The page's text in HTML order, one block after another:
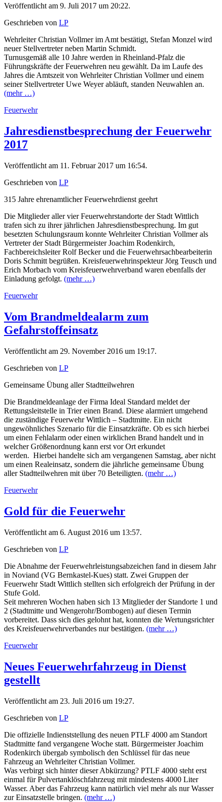
Veröffentlicht am 9. Juli 2017 um 20:22.
Geschrieben von LP
Wehrleiter Christian Vollmer im Amt bestätigt, Stefan Monzel wird
neuer Stellvertreter neben Martin Schmidt.
Turnusgemäß alle 10 Jahre werden in Rheinland-Pfalz die
Führungskräfte der Feuerwehren neu gewählt. Da im Laufe des
Jahres die Amtszeit von Wehrleiter Christian Vollmer und einem
seiner Stellvertreter Uwe Weyer abläuft, standen Neuwahlen an.
(mehr …)
Feuerwehr
Jahresdienstbesprechung der Feuerwehr
2017
Veröffentlicht am 11. Februar 2017 um 16:54.
Geschrieben von LP
315 Jahre ehrenamtlicher Feuerwehrdienst geehrt
Die Mitglieder aller vier Feuerwehrstandorte der Stadt Wittlich
trafen sich zu ihrer jährlichen Jahresdienstbesprechung. Im gut
besetzten Schulungsraum konnte Wehrleiter Christian Vollmer als
Vertreter der Stadt Bürgermeister Joachim Rodenkirch,
Fachbereichsleiter Rolf Becker und die Feuerwehrsachbearbeiterin
Doris Schmitt begrüßen. Kreisfeuerwehrinspekteur Jörg Teusch und
Erich Morbach vom Kreisfeuerwehrverband waren ebenfalls der
Einladung gefolgt. (mehr …)
Feuerwehr
Vom Brandmeldealarm zum
Gefahrstoffeinsatz
Veröffentlicht am 29. November 2016 um 19:17.
Geschrieben von LP
Gemeinsame Übung aller Stadtteilwehren
Die Brandmeldeanlage der Firma Ideal Standard meldet der
Rettungsleitstelle in Trier einen Brand. Diese alarmiert umgehend
die zuständige Feuerwehr Wittlich – Stadtmitte. Ein nicht
ungewöhnliches Szenario für die Einsatzkräfte. Ob es sich hierbei
um einen Fehlalarm oder einen wirklichen Brand handelt und in
welcher Größenordnung kann erst vor Ort erkundet
werden. Hierbei handelte sich am vergangenen Samstag, aber nicht
um einen Realeinsatz, sondern die jährliche gemeinsame Übung
aller Stadtteilwehren mit über 70 Beteiligten. (mehr …)
Feuerwehr
Gold für die Feuerwehr
Veröffentlicht am 6. August 2016 um 13:57.
Geschrieben von LP
Die Abnahme der Feuerwehrleistungsabzeichen fand in diesem Jahr
in Noviand (VG Bernkastel-Kues) statt. Zwei Gruppen der
Feuerwehr Stadt Wittlich stellten sich erfolgreich der Prüfung in der
Stufe Gold.
Seit mehreren Wochen haben sich 13 Mitglieder der Standorte 1 und
2 (Stadtmitte und Wengerohr/Bombogen) auf diesen Termin
vorbereitet. Dass sich dies gelohnt hat, konnten die Wertungsrichter
des Kreisfeuerwehrverbandes nur bestätigen. (mehr …)
Feuerwehr
Neues Feuerwehrfahrzeug in Dienst
gestellt
Veröffentlicht am 23. Juli 2016 um 19:27.
Geschrieben von LP
Die offizielle Indienststellung des neuen PTLF 4000 am Standort
Stadtmitte fand vergangene Woche statt. Bürgermeister Joachim
Rodenkirch übergab symbolisch den Schlüssel für das neue
Fahrzeug an Wehrleiter Christian Vollmer.
Was verbirgt sich hinter dieser Abkürzung? PTLF 4000 steht erst
einmal für Pulvertanklöschfahrzeug mit mindestens 4000 Liter
Wasser. Aber das Fahrzeug kann natürlich viel mehr als nur Wasser
zur Einsatzstelle bringen. (mehr …)